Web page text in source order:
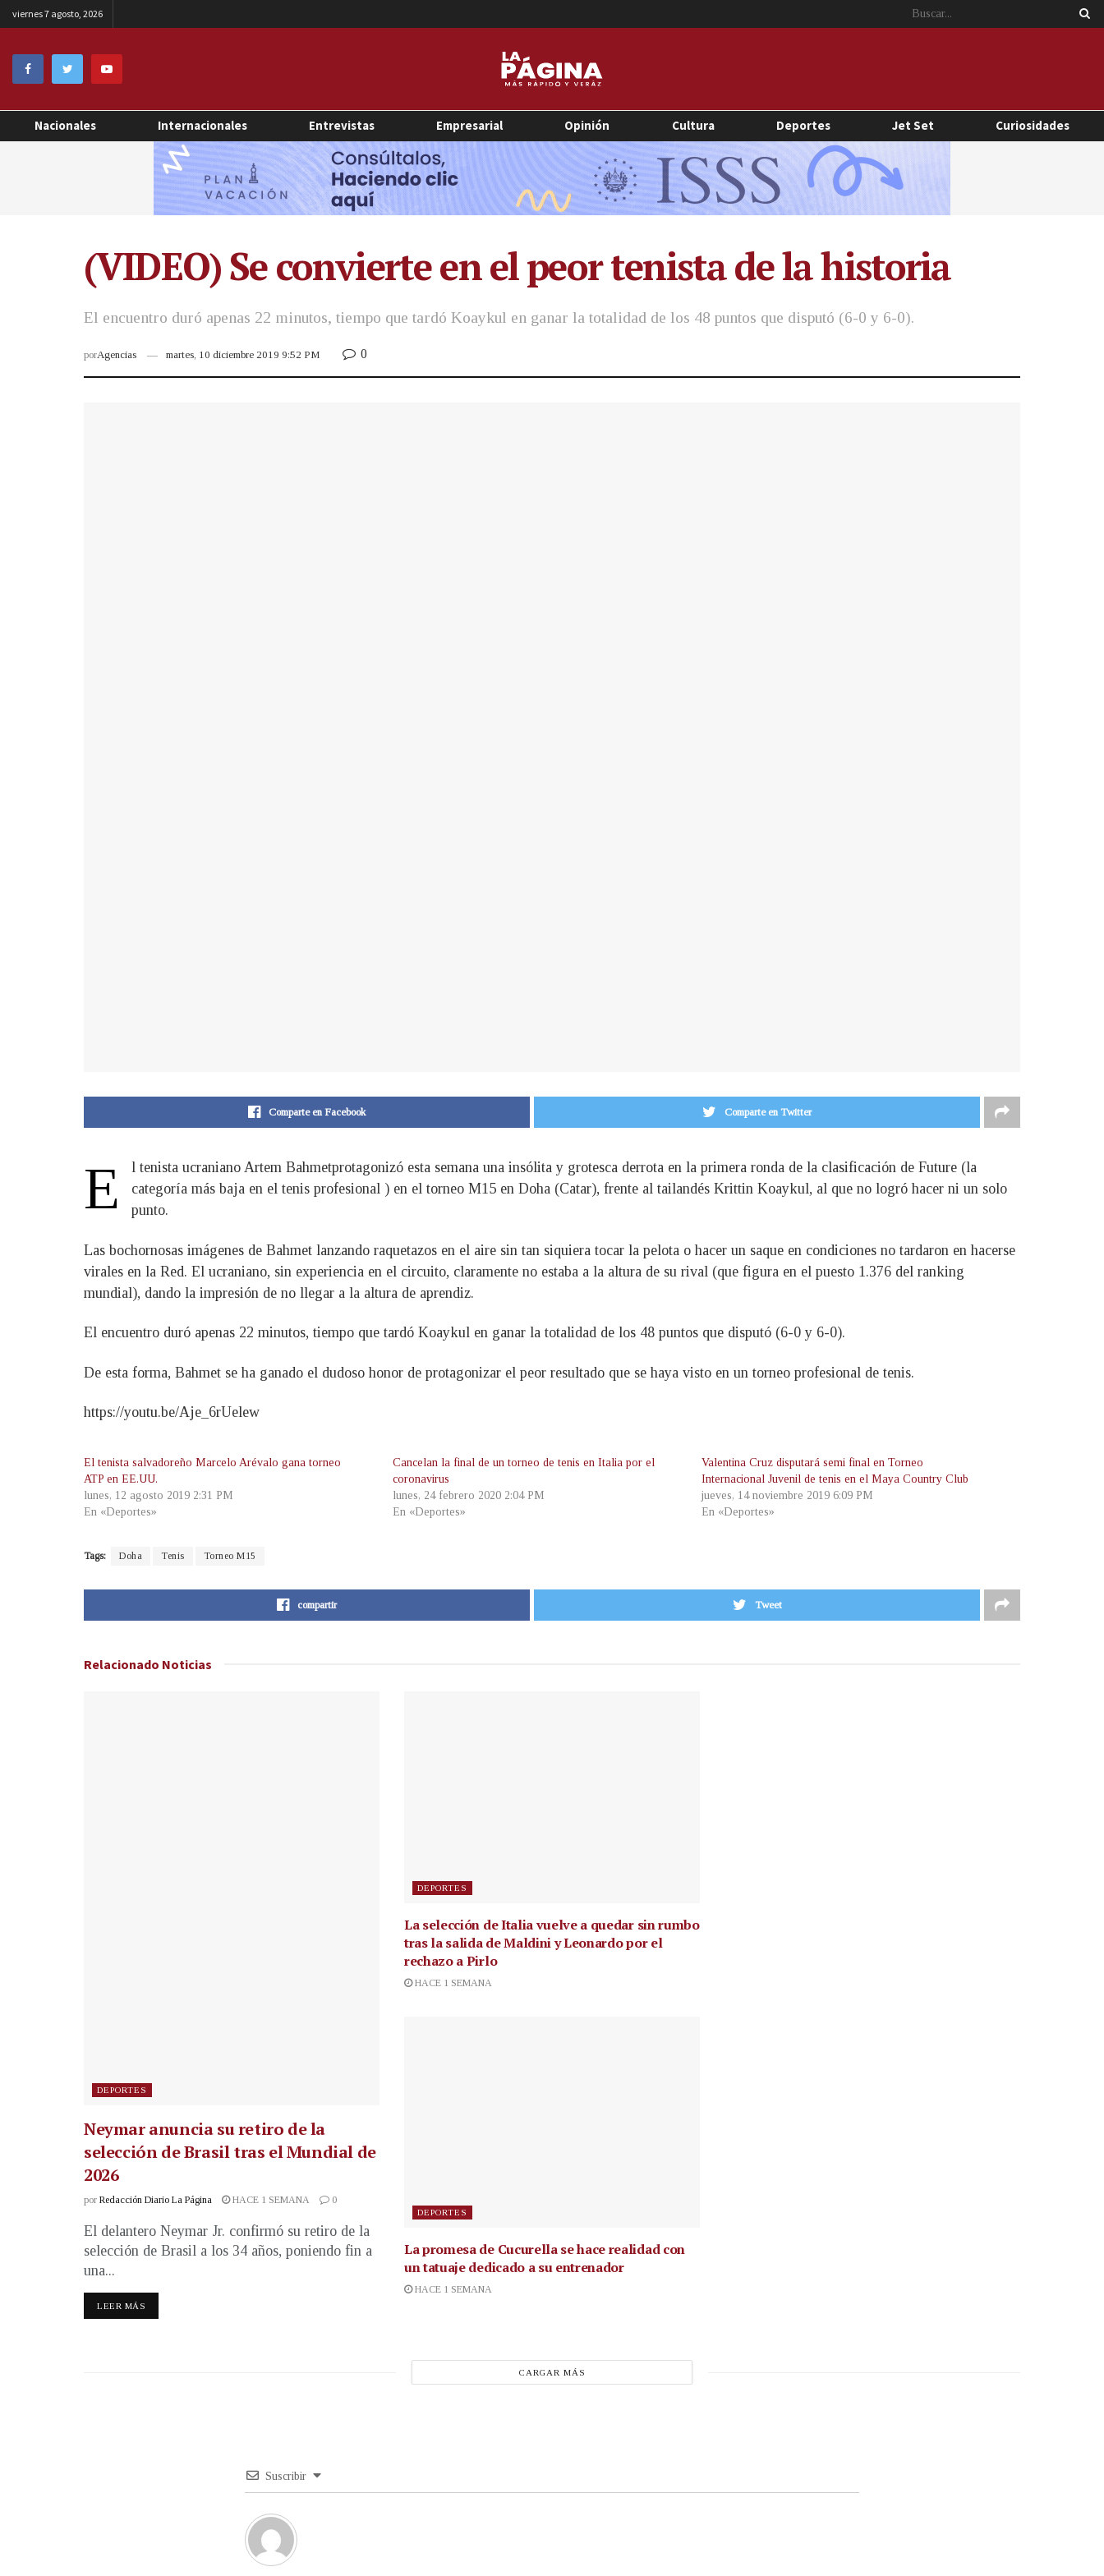
viernes 7 agosto, 2026
Nacionales Internacionales Entrevistas Empresarial Opinión Cultura Deportes Jet Set Curiosidades
(VIDEO) Se convierte en el peor tenista de la historia
El encuentro duró apenas 22 minutos, tiempo que tardó Koaykul en ganar la totalidad de los 48 puntos que disputó (6-0 y 6-0).
porAgencias martes, 10 diciembre 2019 9:52 PM 0
Comparte en Facebook Comparte en Twitter
E
l tenista ucraniano Artem Bahmetprotagonizó esta semana una insólita y grotesca derrota en la primera ronda de la clasificación de Future (la
categoría más baja en el tenis profesional ) en el torneo M15 en Doha (Catar), frente al tailandés Krittin Koaykul, al que no logró hacer ni un solo
punto.
Las bochornosas imágenes de Bahmet lanzando raquetazos en el aire sin tan siquiera tocar la pelota o hacer un saque en condiciones no tardaron en hacerse
virales en la Red. El ucraniano, sin experiencia en el circuito, claramente no estaba a la altura de su rival (que figura en el puesto 1.376 del ranking
mundial), dando la impresión de no llegar a la altura de aprendiz.
El encuentro duró apenas 22 minutos, tiempo que tardó Koaykul en ganar la totalidad de los 48 puntos que disputó (6-0 y 6-0).
De esta forma, Bahmet se ha ganado el dudoso honor de protagonizar el peor resultado que se haya visto en un torneo profesional de tenis.
https://youtu.be/Aje_6rUelew
El tenista salvadoreño Marcelo Arévalo gana torneo
ATP en EE.UU.
lunes, 12 agosto 2019 2:31 PM
En «Deportes»
Cancelan la final de un torneo de tenis en Italia por el
coronavirus
lunes, 24 febrero 2020 2:04 PM
En «Deportes»
Valentina Cruz disputará semi final en Torneo
Internacional Juvenil de tenis en el Maya Country Club
jueves, 14 noviembre 2019 6:09 PM
En «Deportes»
Tags: Doha Tenis Torneo M15
compartir Tweet
Relacionado Noticias
DEPORTES
Neymar anuncia su retiro de la
selección de Brasil tras el Mundial de
2026
por Redacción Diario La Página HACE 1 SEMANA 0
El delantero Neymar Jr. confirmó su retiro de la
selección de Brasil a los 34 años, poniendo fin a
una...
LEER MÁS
DEPORTES
La selección de Italia vuelve a quedar sin rumbo
tras la salida de Maldini y Leonardo por el
rechazo a Pirlo
HACE 1 SEMANA
DEPORTES
La promesa de Cucurella se hace realidad con
un tatuaje dedicado a su entrenador
HACE 1 SEMANA
CARGAR MÁS
Suscribir